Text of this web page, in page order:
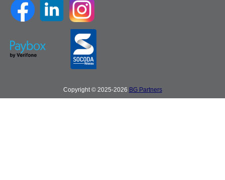
Copyright © 2025-2026 BG Partners